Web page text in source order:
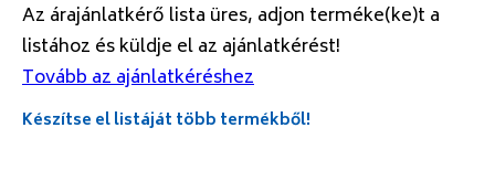
Az árajánlatkérő lista üres, adjon terméke(ke)t a
listához és küldje el az ajánlatkérést!
Tovább az ajánlatkéréshez
Készítse el listáját több termékből!